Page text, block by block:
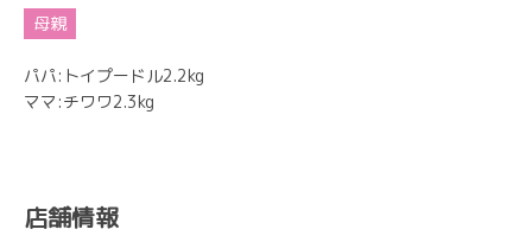
パパ:トイプードル2.2kg
ママ:チワワ2.3kg
店舗情報